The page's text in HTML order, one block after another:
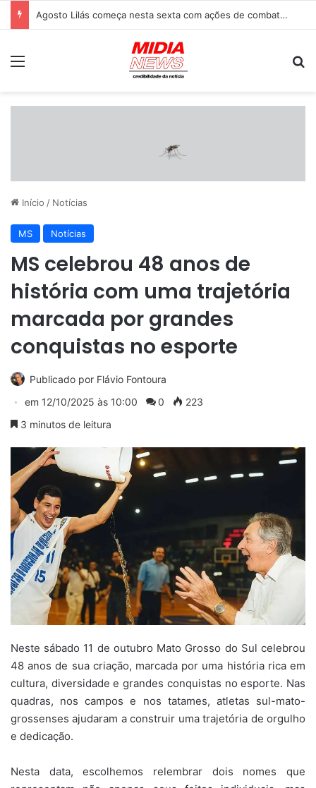
Funsat abre 913 vagas de emprego em Campo Grande; 612 não exigem experiência
Início / Notícias
MS Notícias
MS celebrou 48 anos de
história com uma trajetória
marcada por grandes
conquistas no esporte
Publicado por Flávio Fontoura
em 12/10/2025 às 10:00 0
223
3 minutos de leitura
Neste sábado 11 de outubro Mato Grosso do Sul celebrou
48 anos de sua criação, marcada por uma história rica em
cultura, diversidade e grandes conquistas no esporte. Nas
quadras, nos campos e nos tatames, atletas sul-mato-
grossenses ajudaram a construir uma trajetória de orgulho
e dedicação.
Nesta data, escolhemos relembrar dois nomes que